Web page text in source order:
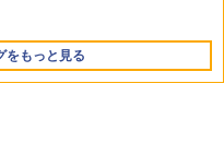
ら 数千点のキッズコンテ
い放題
をもっと見る